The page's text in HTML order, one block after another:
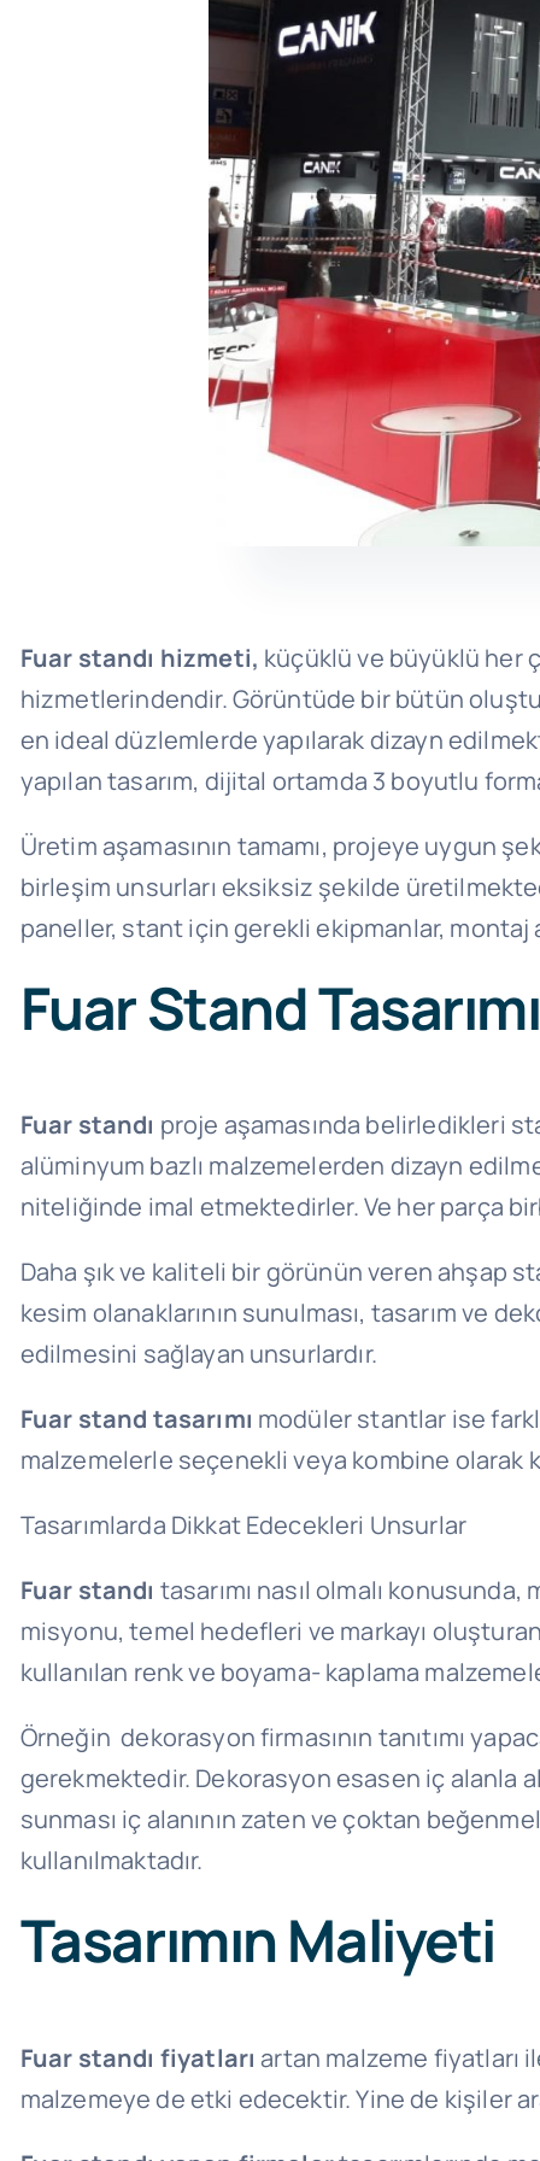
Fuar standı hizmeti, küçüklü ve büyüklü her
hizmetlerindendir. Görüntüde bir bütün
en ideal düzlemlerde yapılarak dizayn
yapılan tasarım, dijital ortamda 3 boyutlu
Üretim aşamasının tamamı, projeye uygun
birleşim unsurları eksiksiz şekilde
paneller, stant için gerekli ekipmanlar, montaj
Fuar Stand
Fuar standı proje aşamasında belirledikleri
alüminyum bazlı malzemelerden dizayn
niteliğinde imal etmektedirler. Ve her parça
Daha şık ve kaliteli bir görünün veren ahşap
kesim olanaklarının sunulması, tasarım ve
edilmesini sağlayan unsurlardır.
Fuar stand tasarımı modüler stantlar ise
malzemelerle seçenekli veya kombine olarak
Tasarımlarda Dikkat Edecekleri Unsurlar
Fuar standı tasarımı nasıl olmalı
misyonu, temel hedefleri ve markayı
kullanılan renk ve boyama- kaplama
Örneğin dekorasyon firmasının tanıtımı
gerekmektedir. Dekorasyon esasen iç alanla
sunması iç alanının zaten ve çoktan
kullanılmaktadır.
Tasarımın Maliyeti
Fuar standı fiyatları artan malzeme fiyatları
malzemeye de etki edecektir. Yine de kişiler